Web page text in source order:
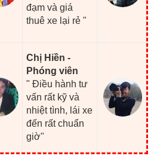
đạm và giá
thuê xe lại rẻ "
Chị Hiền -
Phóng viên
" Điều hành tư
vấn rất kỹ và
nhiệt tình, lái xe
đến rất chuẩn
giờ"